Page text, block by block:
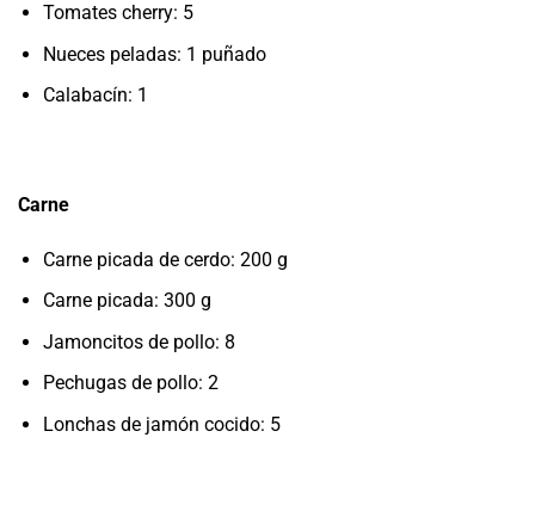
Tomates cherry: 5
Nueces peladas: 1 puñado
Calabacín: 1
Carne
Carne picada de cerdo: 200 g
Carne picada: 300 g
Jamoncitos de pollo: 8
Pechugas de pollo: 2
Lonchas de jamón cocido: 5